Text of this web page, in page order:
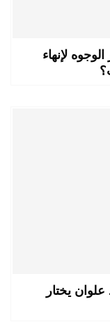
لإنهاء
يختار